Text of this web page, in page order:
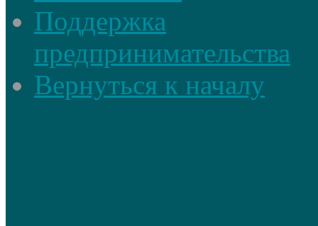
Поддержка
предпринимательства
Вернуться к началу